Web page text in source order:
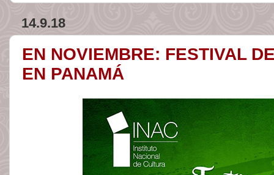
14.9.18
EN NOVIEMBRE: FESTIVAL
EN PANAMÁ